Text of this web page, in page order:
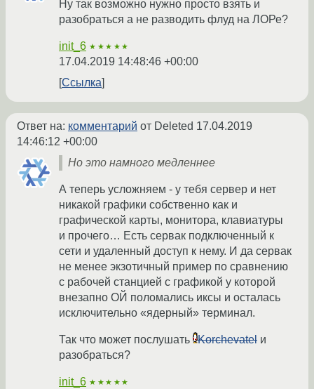
Ну так возможно нужно просто взять и
разобраться а не разводить флуд на ЛОРе?
init_6 ★★★★★
17.04.2019 14:48:46 +00:00
Ссылка
Ответ на: комментарий от Deleted 17.04.2019
14:46:12 +00:00
Но это намного медленнее
А теперь усложняем - у тебя сервер и нет
никакой графики собственно как и
графической карты, монитора, клавиатуры
и прочего… Есть сервак подключенный к
сети и удаленный доступ к нему. И да сервак
не менее экзотичный пример по сравнению
с рабочей станцией с графикой у которой
внезапно ОЙ поломались иксы и осталась
исключительно «ядерный» терминал.
Так что может послушать Korchevatel и
разобраться?
init_6 ★★★★★